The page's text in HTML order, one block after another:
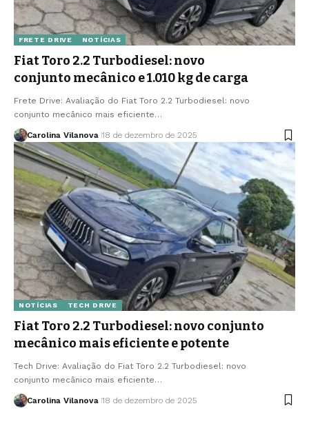
FRETE DRIVE NOTÍCIAS
Fiat Toro 2.2 Turbodiesel: novo
conjunto mecânico e 1.010 kg de carga
Frete Drive: Avaliação do Fiat Toro 2.2 Turbodiesel: novo
conjunto mecânico mais eficiente…
Carolina Vilanova 18 de dezembro de 2025
NOTÍCIAS TECH DRIVE
Fiat Toro 2.2 Turbodiesel: novo conjunto
mecânico mais eficiente e potente
Tech Drive: Avaliação do Fiat Toro 2.2 Turbodiesel: novo
conjunto mecânico mais eficiente…
Carolina Vilanova 18 de dezembro de 2025